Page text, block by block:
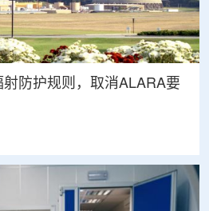
防护规则，取消ALARA要